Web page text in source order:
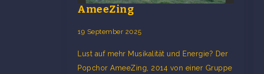
AmeeZing
19 September 2025
Lust auf mehr Musikalität und Energie? Der
Popchor AmeeZing, 2014 von einer Gruppe